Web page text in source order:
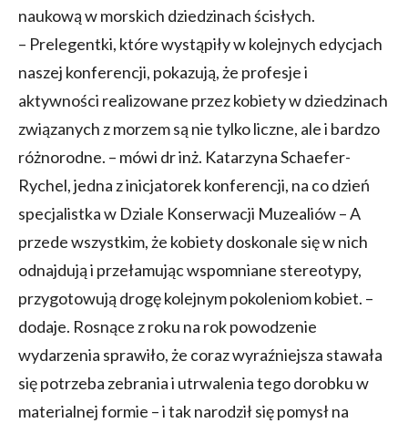
naukową w morskich dziedzinach ścisłych.
– Prelegentki, które wystąpiły w kolejnych edycjach
naszej konferencji, pokazują, że profesje i
aktywności realizowane przez kobiety w dziedzinach
związanych z morzem są nie tylko liczne, ale i bardzo
różnorodne. – mówi dr inż. Katarzyna Schaefer-
Rychel, jedna z inicjatorek konferencji, na co dzień
specjalistka w Dziale Konserwacji Muzealiów – A
przede wszystkim, że kobiety doskonale się w nich
odnajdują i przełamując wspomniane stereotypy,
przygotowują drogę kolejnym pokoleniom kobiet. –
dodaje. Rosnące z roku na rok powodzenie
wydarzenia sprawiło, że coraz wyraźniejsza stawała
się potrzeba zebrania i utrwalenia tego dorobku w
materialnej formie – i tak narodził się pomysł na